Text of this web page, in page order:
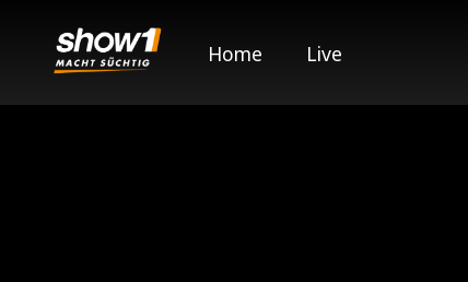
Home Live